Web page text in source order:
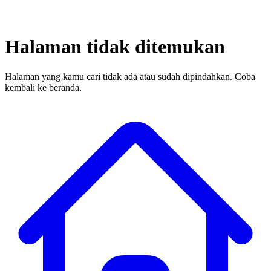
Halaman tidak ditemukan
Halaman yang kamu cari tidak ada atau sudah dipindahkan. Coba
kembali ke beranda.